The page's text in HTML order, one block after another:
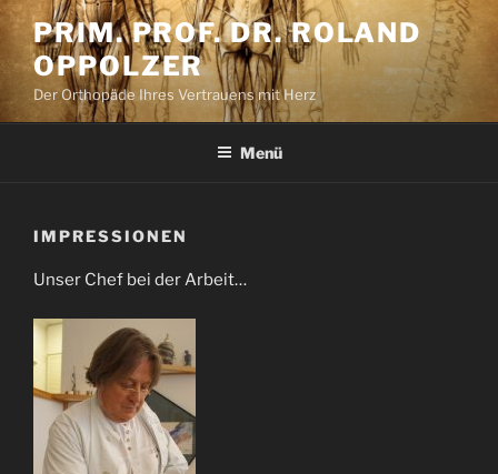
Zum
Inhalt
springen
PRIM. PROF. DR. ROLAND
OPPOLZER
Der Orthopäde Ihres Vertrauens mit Herz
Menü
IMPRESSIONEN
Unser Chef bei der Arbeit…